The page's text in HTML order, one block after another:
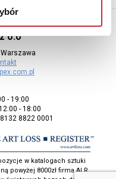
o.o
- 19:00
- 18:00
8822 0001
w katalogach sztuki
powyżej 8000zł firma ALR